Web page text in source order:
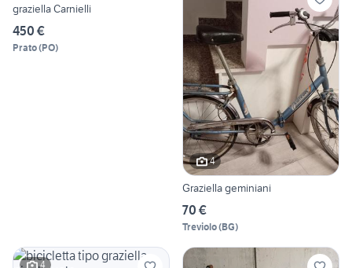
graziella Carnielli
450 €
Prato(PO)
4
Graziella geminiani
70 €
Treviolo(BG)
4